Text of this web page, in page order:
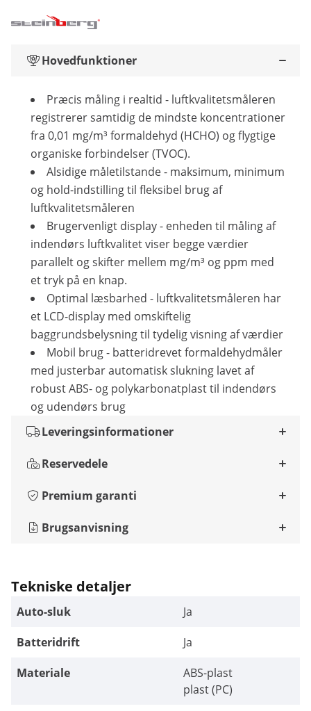
Hovedfunktioner
Præcis måling i realtid - luftkvalitetsmåleren
registrerer samtidig de mindste koncentrationer
fra 0,01 mg/m³ formaldehyd (HCHO) og flygtige
organiske forbindelser (TVOC).
Alsidige måletilstande - maksimum, minimum
og hold-indstilling til fleksibel brug af
luftkvalitetsmåleren
Brugervenligt display - enheden til måling af
indendørs luftkvalitet viser begge værdier
parallelt og skifter mellem mg/m³ og ppm med
et tryk på en knap.
Optimal læsbarhed - luftkvalitetsmåleren har
et LCD-display med omskiftelig
baggrundsbelysning til tydelig visning af værdier
Mobil brug - batteridrevet formaldehydmåler
med justerbar automatisk slukning lavet af
robust ABS- og polykarbonatplast til indendørs
og udendørs brug
Leveringsinformationer
Reservedele
Premium garanti
Brugsanvisning
Tekniske detaljer
Auto-sluk
Ja
Batteridrift
Ja
Materiale
ABS-plast
plast (PC)